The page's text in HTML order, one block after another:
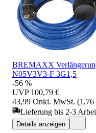
BREMAXX
N05V3V3-F 3G1,5
-56 %
UVP 100,79 €
43,99 €inkl. MwSt. (1,76
Lieferung bis 2-3
Details anzeigen